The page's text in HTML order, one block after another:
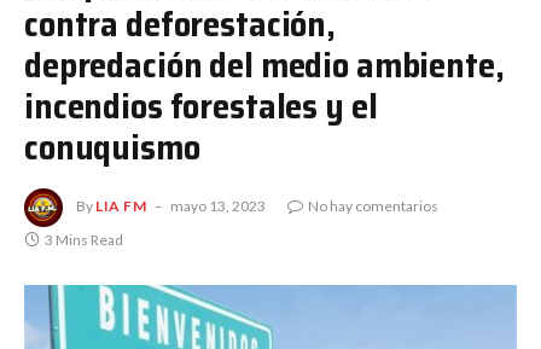
contra deforestación,
depredación del medio ambiente,
incendios forestales y el
conuquismo
By LIA FM mayo 13, 2023
No hay comentarios
3 Mins Read